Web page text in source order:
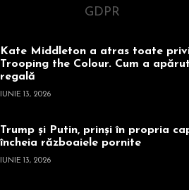
GDPR
Kate Middleton a atras toate
Trooping the Colour. Cum a
regală
IUNIE 13, 2026
Trump și Putin, prinși în propria
încheia războaiele pornite
IUNIE 13, 2026